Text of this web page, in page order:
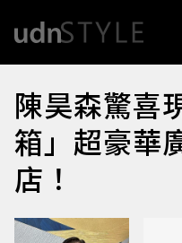
陳昊森驚喜
箱」超豪華
店！